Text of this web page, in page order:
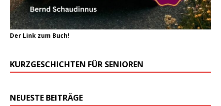
Der Link zum Buch!
KURZGESCHICHTEN FÜR SENIOREN
NEUESTE BEITRÄGE